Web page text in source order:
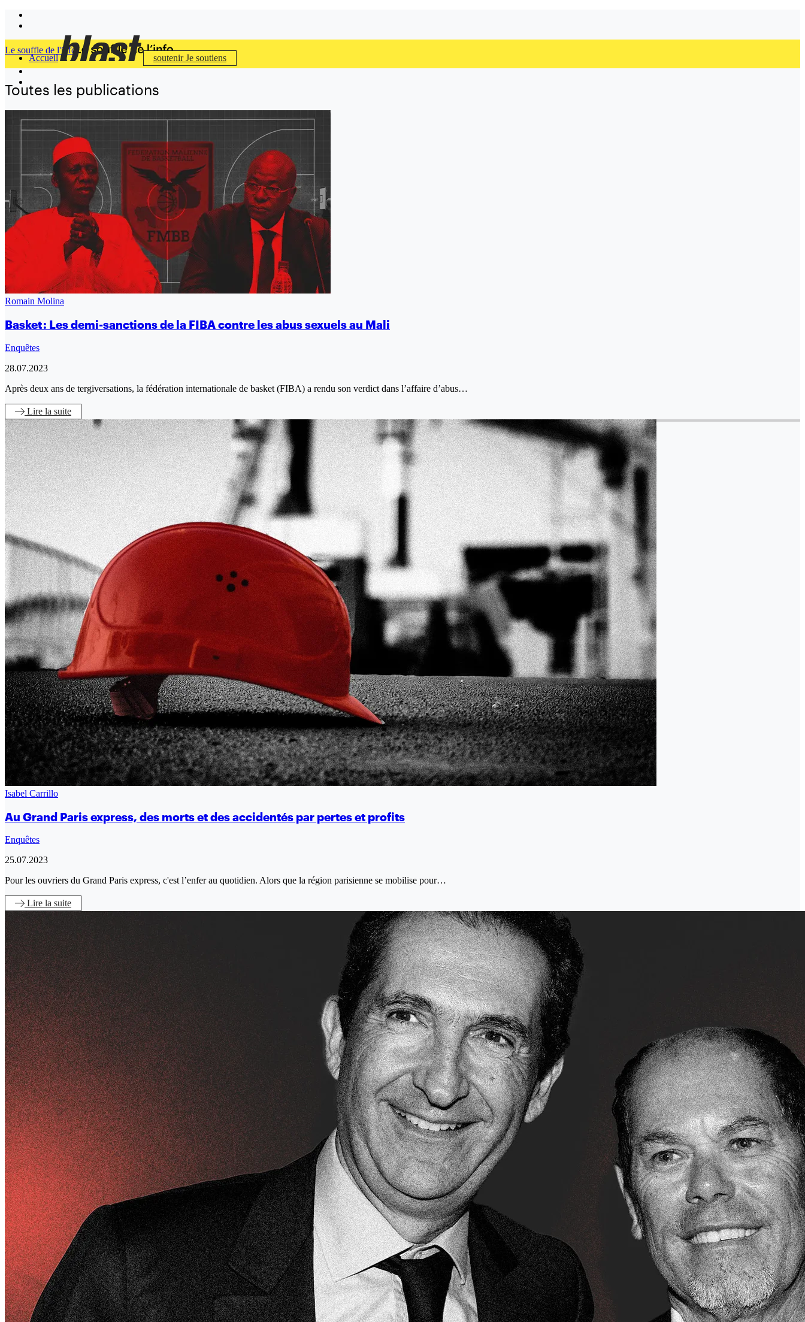
Accueil soutenirJe soutiens
Le souffle de l'info
Toutes les publications
Romain Molina
Basket : Les demi-sanctions de la FIBA contre les abus sexuels au Mali
Enquêtes
28.07.2023
Après deux ans de tergiversations, la fédération internationale de basket (FIBA) a rendu son verdict dans l’affaire d’abus…
Lire la suite
Isabel Carrillo
Au Grand Paris express, des morts et des accidentés par pertes et profits
Enquêtes
25.07.2023
Pour les ouvriers du Grand Paris express, c'est l’enfer au quotidien. Alors que la région parisienne se mobilise pour…
Lire la suite